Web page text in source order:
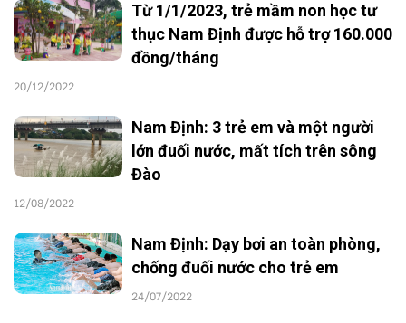
Từ 1/1/2023, trẻ mầm non học tư
thục Nam Định được hỗ trợ 160.000
đồng/tháng
20/12/2022
Nam Định: 3 trẻ em và một người
lớn đuối nước, mất tích trên sông
Đào
12/08/2022
Nam Định: Dạy bơi an toàn phòng,
chống đuối nước cho trẻ em
24/07/2022